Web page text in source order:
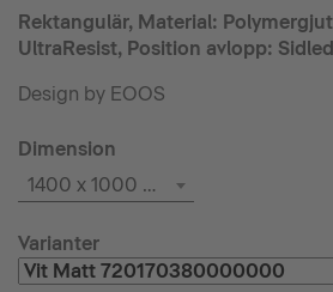
Rektangulär, Material:
UltraResist, Position avlopp:
Design by EOOS
Dimension
1400 x 1000 mm
Varianter